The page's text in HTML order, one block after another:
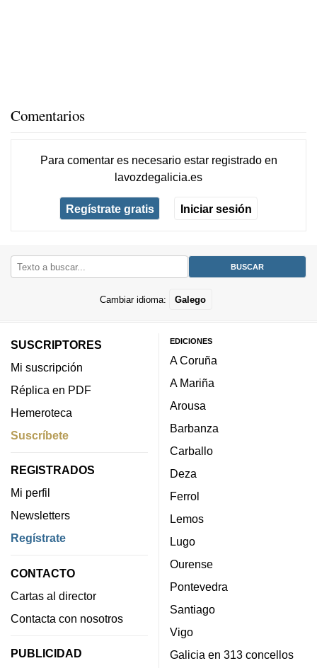
Comentarios
Para comentar es necesario estar registradoen
lavozdegalicia.es
Regístrate gratis Iniciar sesión
Cambiar idioma: Galego
SUSCRIPTORES
Mi suscripción
Réplica en PDF
Hemeroteca
Suscríbete
REGISTRADOS
Mi perfil
Newsletters
Regístrate
CONTACTO
Cartas al director
Contacta con nosotros
PUBLICIDAD
EDICIONES
A Coruña
A Mariña
Arousa
Barbanza
Carballo
Deza
Ferrol
Lemos
Lugo
Ourense
Pontevedra
Santiago
Vigo
Galicia en 313 concellos